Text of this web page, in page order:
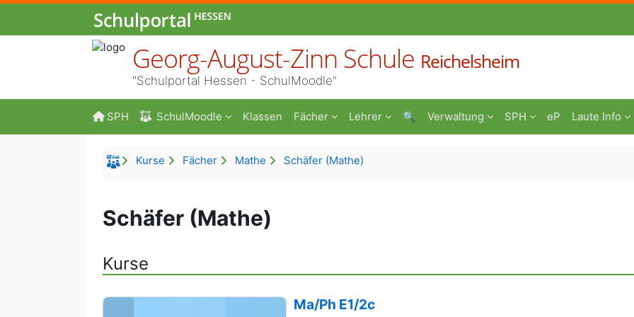
Zum Hauptinhalt
Georg-August-Zinn Schule Reichelsheim
"Schulportal Hessen - SchulMoodle"
SPH SchulMoodle Klassen Fächer Lehrer 🔍 Verwaltung SPH eP Laute Info
Kurse Fächer Mathe Schäfer (Mathe)
Schäfer (Mathe)
Kurse
Ma/Ph E1/2c